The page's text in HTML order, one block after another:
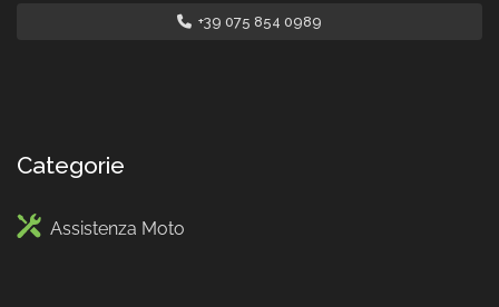
+39 075 854 0989
Categorie
Assistenza Moto